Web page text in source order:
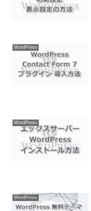
WordPress
WordPress
WordPress